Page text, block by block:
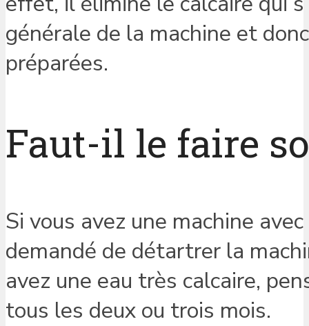
générale de la machine et
préparées.
Faut-il le faire
Si vous avez une machine avec
demandé de détartrer la
avez une eau très calcaire,
tous les deux ou trois mois.